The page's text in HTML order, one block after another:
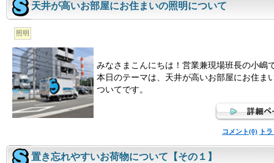
天井が高いお部屋にお住まいの照明について
照明
みなさまこんにちは！営業兼現場班長の小嶋
本日のテーマは、天井が高いお部屋にお住ま
ついてです。
コメント(0) ト
置き忘れやすいお荷物について【その１】